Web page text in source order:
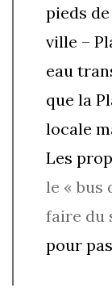
pieds
ville –
eau
que la
locale
Les
le « bus
faire du
pour